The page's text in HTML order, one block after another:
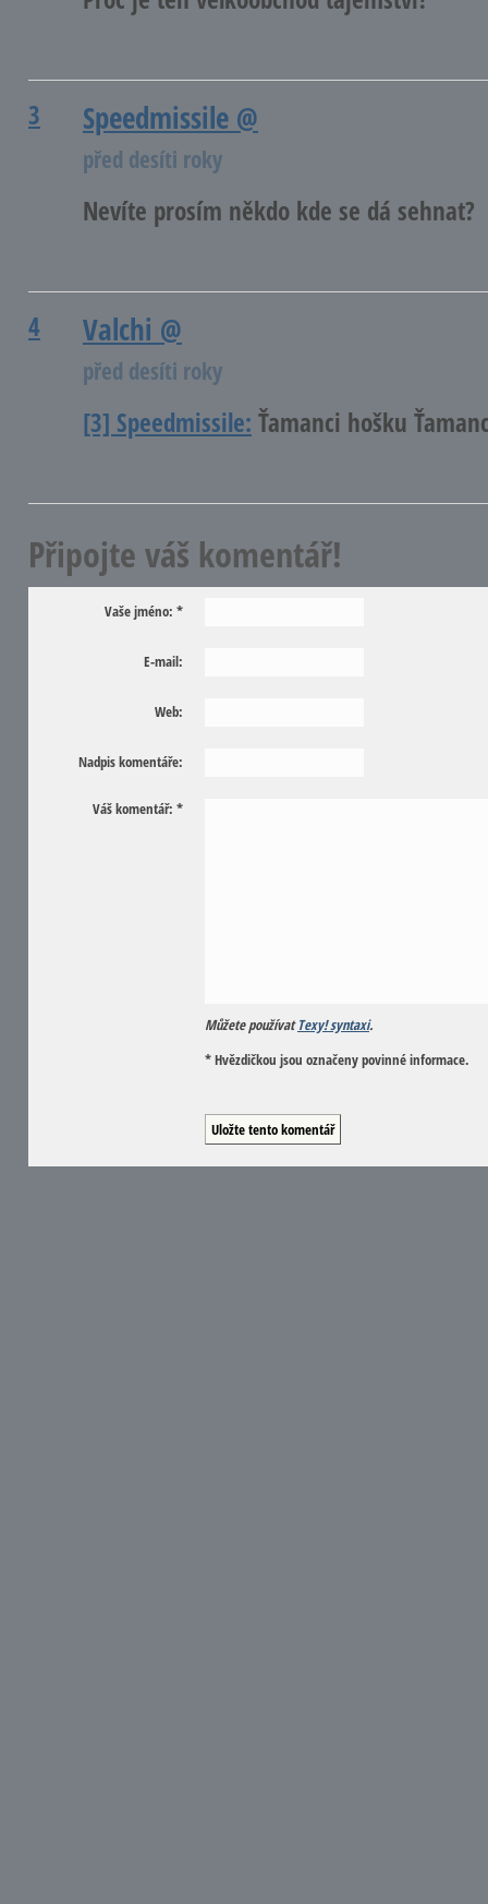
3 Speedmissile @
před desíti roky
Nevíte prosím někdo kde se dá sehnat?
4 Valchi @
před desíti roky
[3] Speedmissile: Ťamanci hošku
Připojte váš komentář!
Vaše jméno: *
E-mail:
Web:
Nadpis komentáře:
Váš komentář: *
Můžete používatTexy! syntaxi.
* Hvězdičkou jsou označeny povinné informace.